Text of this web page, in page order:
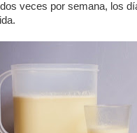
veces por semana, los